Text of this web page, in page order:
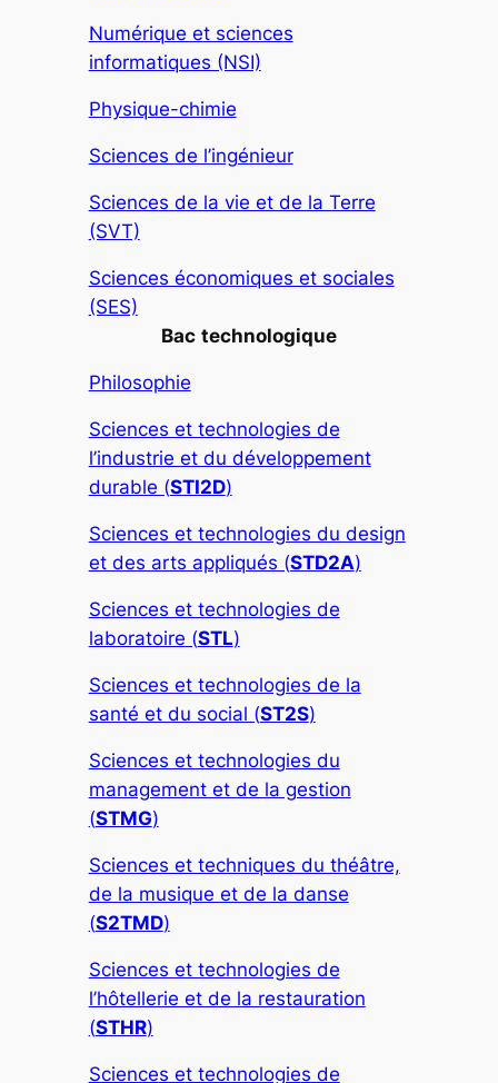
Numérique et sciences
informatiques (NSI)
Physique-chimie
Sciences de l’ingénieur
Sciences de la vie et de la Terre
(SVT)
Sciences économiques et sociales
(SES)
Bac technologique
Philosophie
Sciences et technologies de
l’industrie et du développement
durable (STI2D)
Sciences et technologies du design
et des arts appliqués (STD2A)
Sciences et technologies de
laboratoire (STL)
Sciences et technologies de la
santé et du social (ST2S)
Sciences et technologies du
management et de la gestion
(STMG)
Sciences et techniques du théâtre,
de la musique et de la danse
(S2TMD)
Sciences et technologies de
l’hôtellerie et de la restauration
(STHR)
Sciences et technologies de